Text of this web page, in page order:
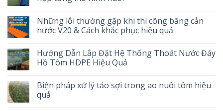
Những lỗi thường gặp khi thi công băng cản
nước V20 & Cách khắc phục hiệu quả
Hướng Dẫn Lắp Đặt Hệ Thống Thoát Nước Đáy
Hồ Tôm HDPE Hiệu Quả
Biện pháp xử lý tảo sợi trong ao nuôi tôm hiệu
quả